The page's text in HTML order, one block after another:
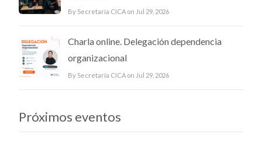
By Secretaría CICA on Jul 29, 2026
Charla online. Delegación dependencia
organizacional
By Secretaría CICA on Jul 29, 2026
Próximos eventos